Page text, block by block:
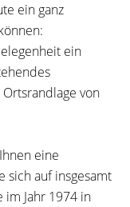
ein ganz
ein
von
eine
sich auf insgesamt
Jahr 1974 in